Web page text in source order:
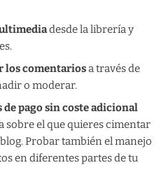
desde la librería y
los comentariosa través de
o moderar.
pago sin coste adicional
sobre el que quieres cimentar
Probar también el manejo
en diferentes partes de tu